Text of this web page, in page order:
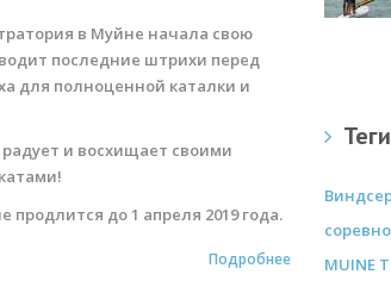
в Муйне начала свою
последние штрихи перед
для полноценной каталки и
и восхищает своими
продлится до 1 апреля 2019 года.
Подробнее
Теги
MUINE